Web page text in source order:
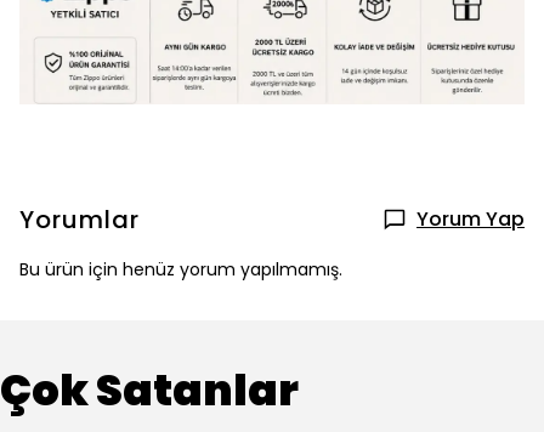
Yorumlar Yorum Yap
Bu ürün için henüz yorum yapılmamış.
Çok Satanlar